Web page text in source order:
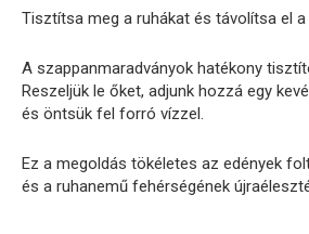
Tisztítsa meg a ruhákat és távolítsa el
A szappanmaradványok hatékony
Reszeljük le őket, adjunk hozzá egy
és öntsük fel forró vízzel.
Ez a megoldás tökéletes az edények
és a ruhanemű fehérségének